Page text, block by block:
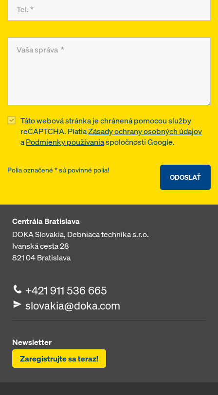
Táto webová stránka je chránená pomocou služby
reCAPTCHA. PlatiaZásady ochrany osobných údajov
aPodmienky používaniaspoločnosti Google.
ODOSLAŤ
Polia označené * sú povinné polia!
Centrála Bratislava
DOKA Slovakia, Debniaca technika s.r.o.
Ivanská cesta 28
821 04Bratislava
+421 911 536 665
slovakia@doka.com
Newsletter
Zaregistrujte sa teraz!